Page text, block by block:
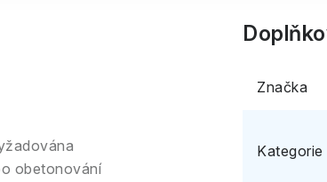
obetonování
Značka
Kategorie